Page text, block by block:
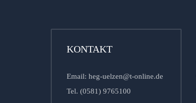
KONTAKT
Email: heg-uelzen@t-online.de
Tel. (0581) 9765100